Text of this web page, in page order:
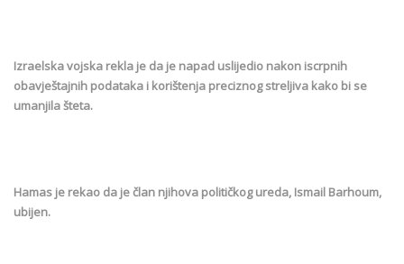
Izraelska vojska rekla je da je napad uslijedio nakon iscrpnih
obavještajnih podataka i korištenja preciznog streljiva kako bi se
umanjila šteta.
Hamas je rekao da je član njihova političkog ureda, Ismail Barhoum,
ubijen.